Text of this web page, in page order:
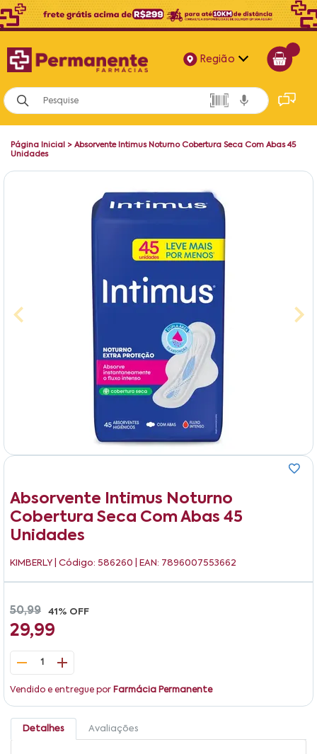
Região
Alagoas
Bahia
Página Inicial > Absorvente Intimus Noturno Cobertura Seca Com Abas 45
Unidades
Absorvente Intimus Noturno
Cobertura Seca Com Abas 45
Unidades
KIMBERLY | Código: 586260 | EAN: 7896007553662
50,99 41% OFF
29,99
1
Vendido e entregue por Farmácia Permanente
Detalhes Avaliações